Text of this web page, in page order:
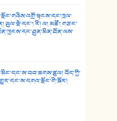
- ཕན་ཐོག
- ཕན་ཐོག
ཡུལ་སྡེ་དང་། རི། ལ། མཚོ། གཙང་
བོད་ཀྱི་